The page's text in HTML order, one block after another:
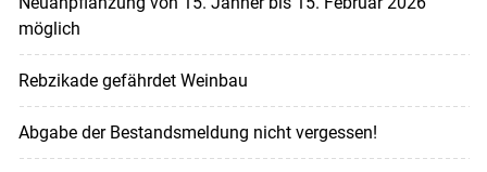
möglich
Rebzikade gefährdet Weinbau
Abgabe der Bestandsmeldung nicht vergessen!